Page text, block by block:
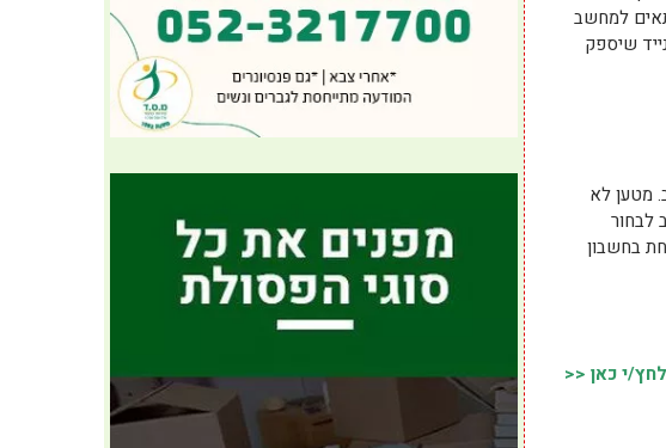
למחשב
שיספק
מטען לא
לבחור
בחשבון
י כאן <<